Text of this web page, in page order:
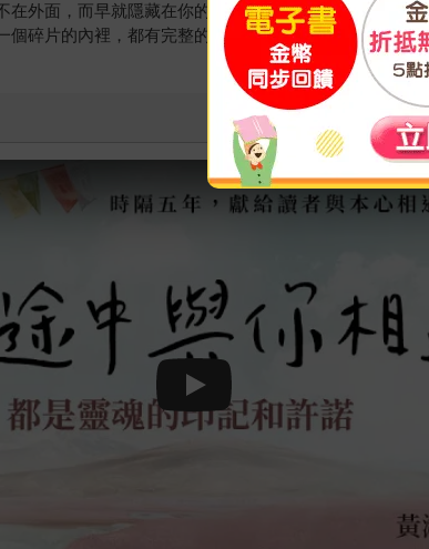
外面，而早就隱藏在你的心靈深處。看穿幻象，回歸本
碎片的內裡，都有完整的自己。每一個碎片的痛苦，都
Play video